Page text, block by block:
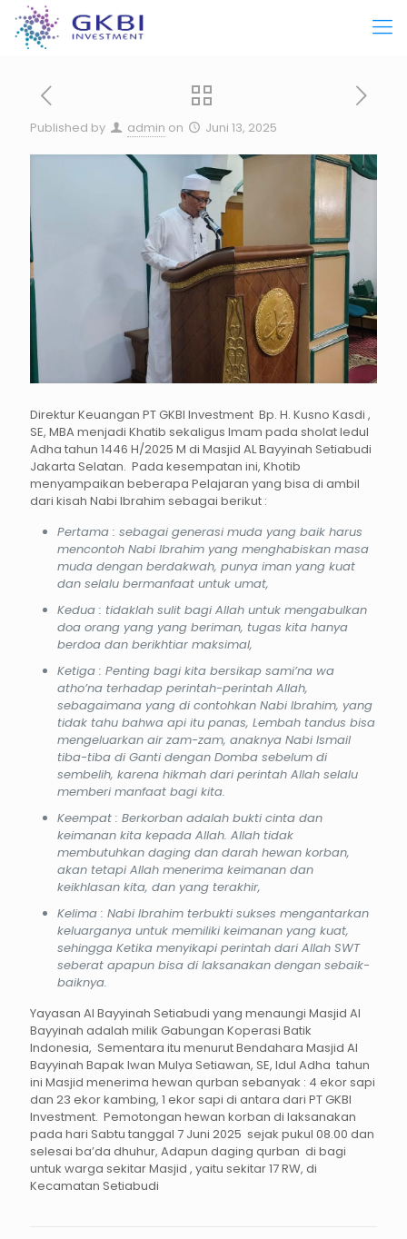
Published by admin on Juni 13, 2025
Direktur Keuangan PT GKBI Investment Bp. H. Kusno Kasdi ,
SE, MBA menjadi Khatib sekaligus Imam pada sholat Iedul
Adha tahun 1446 H/2025 M di Masjid AL Bayyinah Setiabudi
Jakarta Selatan. Pada kesempatan ini, Khotib
menyampaikan beberapa Pelajaran yang bisa di ambil
dari kisah Nabi Ibrahim sebagai berikut :
Pertama : sebagai generasi muda yang baik harus
mencontoh Nabi Ibrahim yang menghabiskan masa
muda dengan berdakwah, punya iman yang kuat
dan selalu bermanfaat untuk umat,
Kedua : tidaklah sulit bagi Allah untuk mengabulkan
doa orang yang yang beriman, tugas kita hanya
berdoa dan berikhtiar maksimal,
Ketiga : Penting bagi kita bersikap sami’na wa
atho’na terhadap perintah-perintah Allah,
sebagaimana yang di contohkan Nabi Ibrahim, yang
tidak tahu bahwa api itu panas, Lembah tandus bisa
mengeluarkan air zam-zam, anaknya Nabi Ismail
tiba-tiba di Ganti dengan Domba sebelum di
sembelih, karena hikmah dari perintah Allah selalu
memberi manfaat bagi kita.
Keempat : Berkorban adalah bukti cinta dan
keimanan kita kepada Allah. Allah tidak
membutuhkan daging dan darah hewan korban,
akan tetapi Allah menerima keimanan dan
keikhlasan kita, dan yang terakhir,
Kelima : Nabi Ibrahim terbukti sukses mengantarkan
keluarganya untuk memiliki keimanan yang kuat,
sehingga Ketika menyikapi perintah dari Allah SWT
seberat apapun bisa di laksanakan dengan sebaik-
baiknya.
Yayasan Al Bayyinah Setiabudi yang menaungi Masjid Al
Bayyinah adalah milik Gabungan Koperasi Batik
Indonesia, Sementara itu menurut Bendahara Masjid Al
Bayyinah Bapak Iwan Mulya Setiawan, SE, Idul Adha tahun
ini Masjid menerima hewan qurban sebanyak : 4 ekor sapi
dan 23 ekor kambing, 1 ekor sapi di antara dari PT GKBI
Investment. Pemotongan hewan korban di laksanakan
pada hari Sabtu tanggal 7 Juni 2025 sejak pukul 08.00 dan
selesai ba’da dhuhur, Adapun daging qurban di bagi
untuk warga sekitar Masjid , yaitu sekitar 17 RW, di
Kecamatan Setiabudi